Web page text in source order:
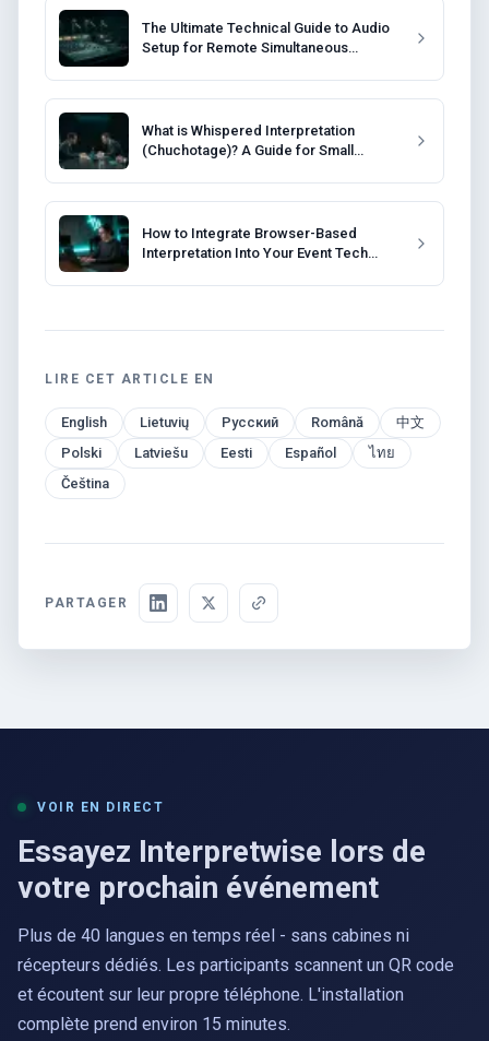
The Ultimate Technical Guide to Audio
Setup for Remote Simultaneous
What is Whispered Interpretation
(Chuchotage)? A Guide for Small
How to Integrate Browser-Based
Interpretation Into Your Event Tech
LIRE CET ARTICLE EN
English Lietuvių Русский Română
中文
Polski
Latviešu Eesti Español
ไทย
Čeština
PARTAGER
VOIR EN DIRECT
Essayez Interpretwise lors de
votre prochain événement
Plus de 40 langues en temps réel - sans cabines ni
récepteurs dédiés. Les participants scannent un QR code
et écoutent sur leur propre téléphone. L'installation
complète prend environ 15 minutes.